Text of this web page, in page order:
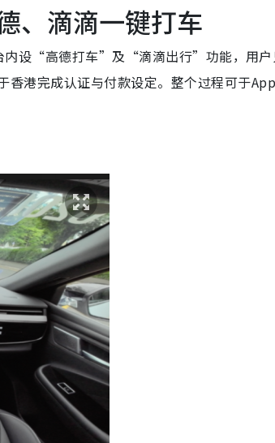
、滴滴一键打车
内设“高德打车”及“滴滴出行”功能，用户
香港完成认证与付款设定。整个过程可于